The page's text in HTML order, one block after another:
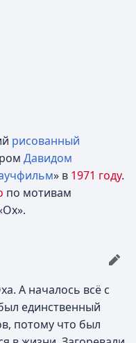
рисованный
Давидом
» в 1971 году.
по мотивам
А началось всё с
единственный
потому что был